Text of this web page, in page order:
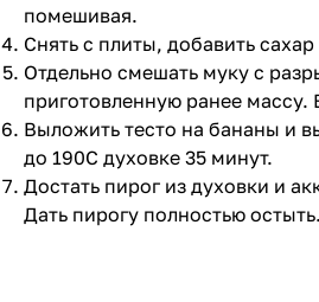
помешивая.
Снять с плиты, добавить
Отдельно смешать муку с
приготовленную ранее
Выложить тесто на бананы и
до 190С духовке 35 минут.
Достать пирог из духовки и
Дать пирогу полностью остыть.